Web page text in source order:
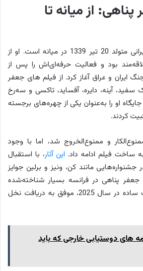
از میانه تا
جعفر پناهی، کارگردان ایرانی متولد 20 تیر 1339 در میانه است. او از
بود و فعالیت حرفه‌ای‌اش را پس از
ایران و عراق آغاز کرد. از فیلم های جعفر
سفید، آینه، دایره، آفساید، تاکسی و سه‌رخ
او را به‌عنوان یکی از چهره‌های برجسته
کردند.
در سال 1389 ممنوع‌الکار و ممنوع‌الخروج شد، اما با وجود
ساخت فیلم ادامه داد. این آثار، با استقبال
مانند کن، ونیز و برلین جوایز
پناهی در فرانسه بسیار شناخته‌شده
است و فیلم یک تصادف ساده در سال 2025، موفق به دریافت نخل
های دوستیابی خارجی که باید